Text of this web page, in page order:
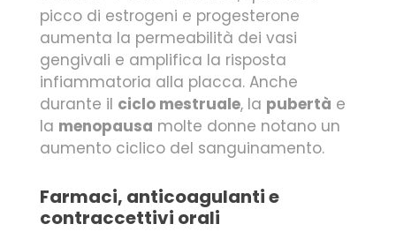
picco di estrogeni e progesterone
aumenta la permeabilità dei vasi
gengivali e amplifica la risposta
infiammatoria alla placca. Anche
durante il ciclo mestruale, la pubertà e
la menopausa molte donne notano un
aumento ciclico del sanguinamento.
Farmaci, anticoagulanti e
contraccettivi orali